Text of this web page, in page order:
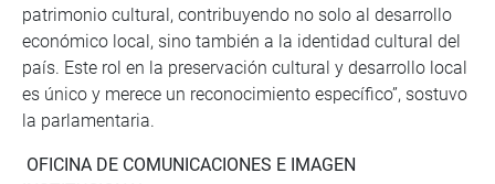
patrimonio cultural, contribuyendo no solo al desarrollo
económico local, sino también a la identidad cultural del
país. Este rol en la preservación cultural y desarrollo local
es único y merece un reconocimiento específico”, sostuvo
la parlamentaria.
OFICINA DE COMUNICACIONES E IMAGEN